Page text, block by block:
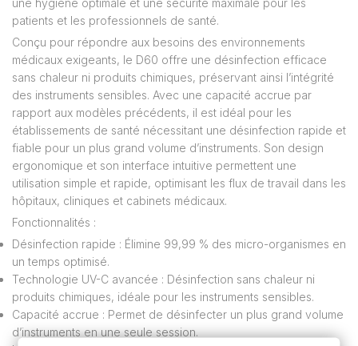
une hygiène optimale et une sécurité maximale pour les
patients et les professionnels de santé.
Conçu pour répondre aux besoins des environnements
médicaux exigeants, le D60 offre une désinfection efficace
sans chaleur ni produits chimiques, préservant ainsi l’intégrité
des instruments sensibles. Avec une capacité accrue par
rapport aux modèles précédents, il est idéal pour les
établissements de santé nécessitant une désinfection rapide et
fiable pour un plus grand volume d’instruments. Son design
ergonomique et son interface intuitive permettent une
utilisation simple et rapide, optimisant les flux de travail dans les
hôpitaux, cliniques et cabinets médicaux.
Fonctionnalités :
Désinfection rapide : Élimine 99,99 % des micro-organismes en
un temps optimisé.
Technologie UV-C avancée : Désinfection sans chaleur ni
produits chimiques, idéale pour les instruments sensibles.
Capacité accrue : Permet de désinfecter un plus grand volume
d’instruments en une seule session.